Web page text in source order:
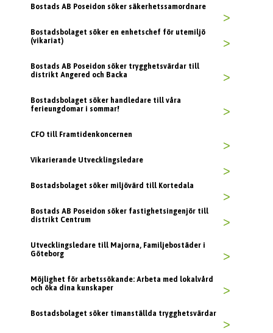
Bostads AB Poseidon söker säkerhetssamordnare
>
Bostadsbolaget söker en enhetschef för utemiljö
(vikariat)
>
Bostads AB Poseidon söker trygghetsvärdar till
distrikt Angered och Backa
>
Bostadsbolaget söker handledare till våra
ferieungdomar i sommar!
>
CFO till Framtidenkoncernen
>
Vikarierande Utvecklingsledare
>
Bostadsbolaget söker miljövärd till Kortedala
>
Bostads AB Poseidon söker fastighetsingenjör till
distrikt Centrum
>
Utvecklingsledare till Majorna, Familjebostäder i
Göteborg
>
Möjlighet för arbetssökande: Arbeta med lokalvård
och öka dina kunskaper
>
Bostadsbolaget söker timanställda trygghetsvärdar
>